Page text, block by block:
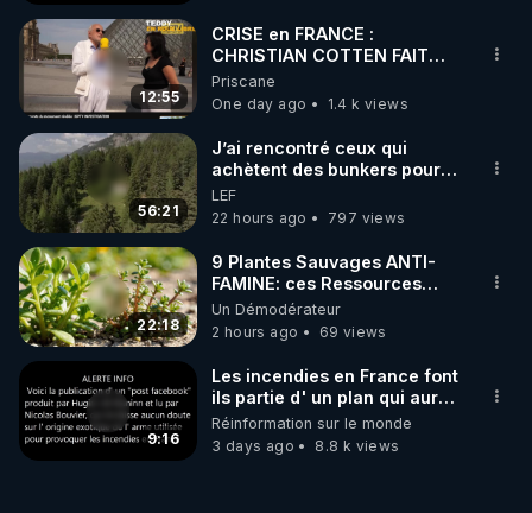
12:55
CRISE en FRANCE :
CHRISTIAN COTTEN FAIT
une étrange découverte
Priscane
One day ago
1.4 k views
56:21
J’ai rencontré ceux qui
achètent des bunkers pour
survivre à la fin du monde
LEF
22 hours ago
797 views
22:18
9 Plantes Sauvages ANTI-
FAMINE: ces Ressources
JARDIN&des Haies
Un Démodérateur
2 hours ago
69 views
9:16
Les incendies en France font
ils partie d' un plan qui aurait
débuté le 11 septembre 2001
?
Réinformation sur le monde
3 days ago
8.8 k views